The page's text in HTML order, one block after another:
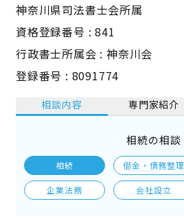
神奈川県司法書士会所属
資格登録番号 : 841
行政書士所属会 : 神奈川会
登録番号 : 8091774
相談内容 専門家紹介
相続の相談
相続 借金・債務整理
企業法務 会社設立